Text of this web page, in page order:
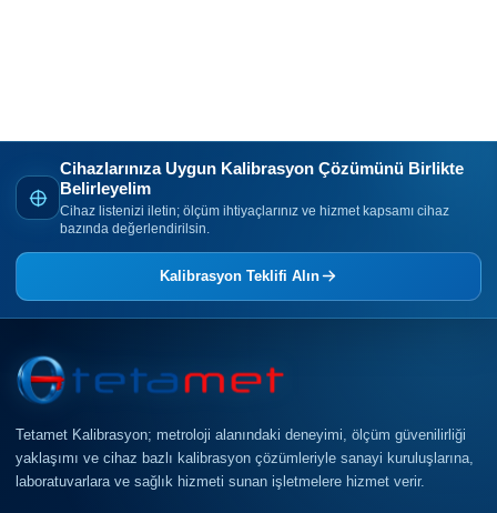
Cihazlarınıza Uygun Kalibrasyon Çözümünü Birlikte
Belirleyelim
Cihaz listenizi iletin; ölçüm ihtiyaçlarınız ve hizmet kapsamı cihaz
bazında değerlendirilsin.
Kalibrasyon Teklifi Alın
Tetamet Kalibrasyon; metroloji alanındaki deneyimi, ölçüm güvenilirliği
yaklaşımı ve cihaz bazlı kalibrasyon çözümleriyle sanayi kuruluşlarına,
laboratuvarlara ve sağlık hizmeti sunan işletmelere hizmet verir.